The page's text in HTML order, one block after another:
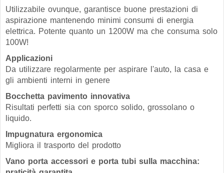
Utilizzabile ovunque, garantisce buone prestazioni di
aspirazione mantenendo minimi consumi di energia
elettrica. Potente quanto un 1200W ma che consuma solo
100W!
Applicazioni
Da utilizzare regolarmente per aspirare l'auto, la casa e
gli ambienti interni in genere
Bocchetta pavimento innovativa
Risultati perfetti sia con sporco solido, grossolano o
liquido.
Impugnatura ergonomica
Migliora il trasporto del prodotto
Vano porta accessori e porta tubi sulla macchina: